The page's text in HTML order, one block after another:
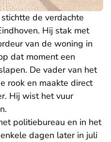
de verdachte
Hij stak met
van de woning in
dat moment een
De vader van het
rook en maakte direct
Hij wist het vuur
politiebureau en in het
dagen later in juli